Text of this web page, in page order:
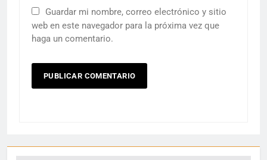
Guardar mi nombre, correo electrónico y sitio
web en este navegador para la próxima vez que
haga un comentario.